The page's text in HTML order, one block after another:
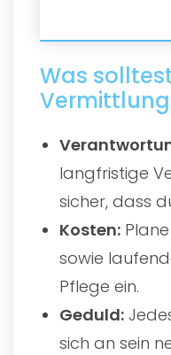
Was
langfristige
sicher, dass
Kosten:
sowie
Pflege ein.
Geduld:
sich an sein